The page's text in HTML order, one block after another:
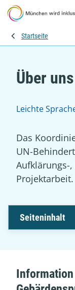
Startseite
Über uns
Leichte
Das
UN-
Aufklärungs-
Projektarbeit.
Seiteninhalt